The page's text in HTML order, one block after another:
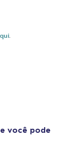
você pode